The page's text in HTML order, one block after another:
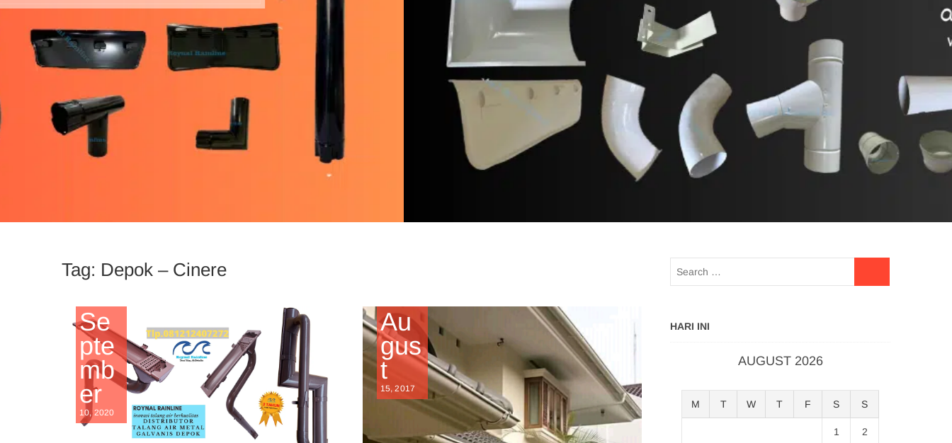
desain exterior rumah anda.
CONTINUE READING
Tag: Depok – Cinere
Se
pte
mb
er
10, 2020
Au
gus
t
15, 2017
HARI INI
AUGUST 2026
M T W T F S S
1 2